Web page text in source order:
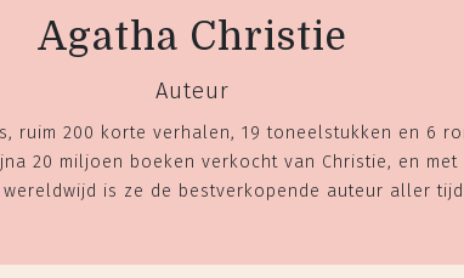
Agatha Christie
Auteur
ruim 200 korte verhalen, 19 toneelstukken en 6
20 miljoen boeken verkocht van Christie, en met
wereldwijd is ze de bestverkopende auteur aller